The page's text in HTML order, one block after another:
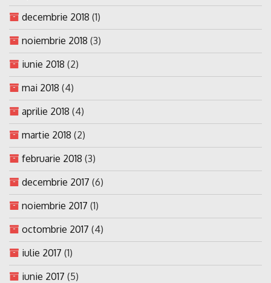
decembrie 2018 (1)
noiembrie 2018 (3)
iunie 2018 (2)
mai 2018 (4)
aprilie 2018 (4)
martie 2018 (2)
februarie 2018 (3)
decembrie 2017 (6)
noiembrie 2017 (1)
octombrie 2017 (4)
iulie 2017 (1)
iunie 2017 (5)